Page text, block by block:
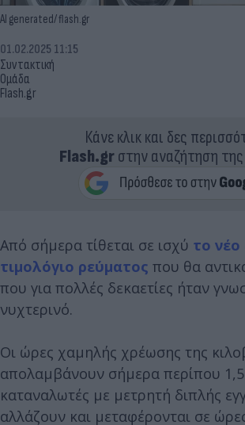
AI generated/ flash.gr
Συντακτική
Ομάδα
Flash.gr
01.02.2025 11:15
Κάνε κλικ και δες
Flash.grστην αναζήτηση της
Από σήμερα τίθεται σε ισχύ το νέο
τιμολόγιο ρεύματος που θα
που για πολλές δεκαετίες ήταν
νυχτερινό.
Οι ώρες χαμηλής χρέωσης της
απολαμβάνουν σήμερα περίπου 1,5
καταναλωτές με μετρητή διπλής
αλλάζουν και μεταφέρονται σε